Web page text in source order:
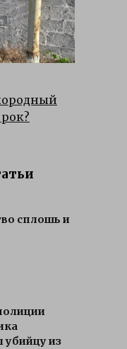
сплошь и
убийцу из